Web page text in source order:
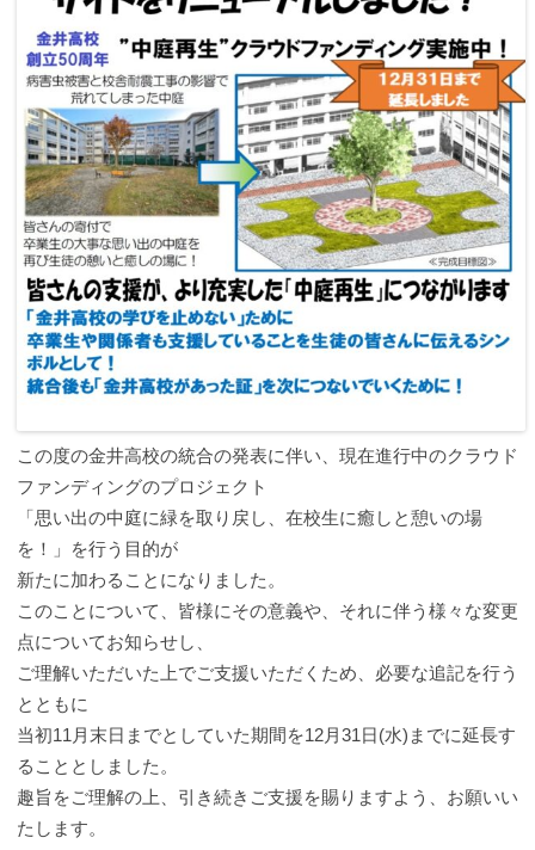
この度の金井高校の統合の発表に伴い、現在進行中のクラウド
ファンディングのプロジェクト
「思い出の中庭に緑を取り戻し、在校生に癒しと憩いの場
を！」を行う目的が
新たに加わることになりました。
このことについて、皆様にその意義や、それに伴う様々な変更
点についてお知らせし、
ご理解いただいた上でご支援いただくため、必要な追記を行う
とともに
当初11月末日までとしていた期間を12月31日(水)までに延長す
ることとしました。
趣旨をご理解の上、引き続きご支援を賜りますよう、お願いい
たします。